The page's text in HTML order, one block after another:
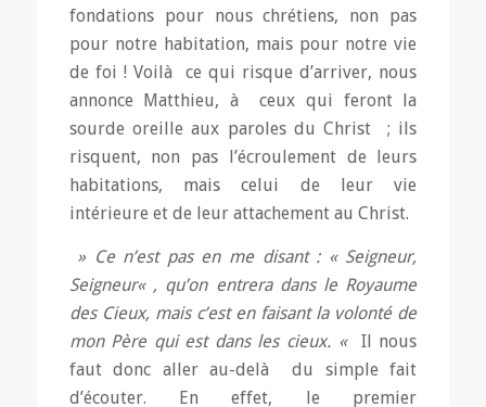
fondations pour nous chrétiens, non pas
pour notre habitation, mais pour notre vie
de foi ! Voilà ce qui risque d’arriver, nous
annonce Matthieu, à ceux qui feront la
sourde oreille aux paroles du Christ ; ils
risquent, non pas l’écroulement de leurs
habitations, mais celui de leur vie
intérieure et de leur attachement au Christ.
» Ce n’est pas en me disant : « Seigneur,
Seigneur« , qu’on entrera dans le Royaume
des Cieux, mais c’est en faisant la volonté de
mon Père qui est dans les cieux. «
Il nous
faut donc aller au-delà du simple fait
d’écouter. En effet, le premier